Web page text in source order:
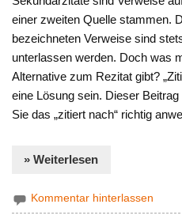
einer zweiten Quelle stammen.
bezeichneten Verweise sind
unterlassen werden. Doch was
Alternative zum Rezitat gibt?
eine Lösung sein. Dieser
Sie das „zitiert nach“ richtig
» Weiterlesen
Kommentar hinterlassen